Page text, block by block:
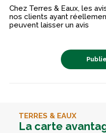
Chez Terres & Eaux, les
nos clients ayant
peuvent laisser un avis
TERRES & EAUX
La carte